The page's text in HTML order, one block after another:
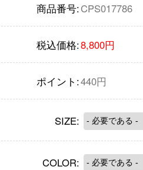
商品番号:CPS017786
税込価格:8,800円
ポイント:440円
SIZE:
COLOR: